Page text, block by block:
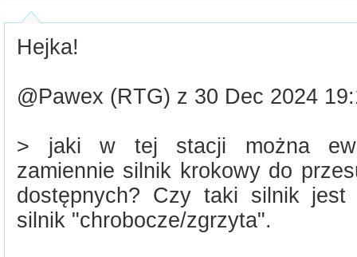
Hejka!
@Pawex (RTG) z 30 Dec 2024
> jaki w tej stacji można
zamiennie silnik krokowy do
dostępnych? Czy taki silnik jest
silnik "chrobocze/zgrzyta".